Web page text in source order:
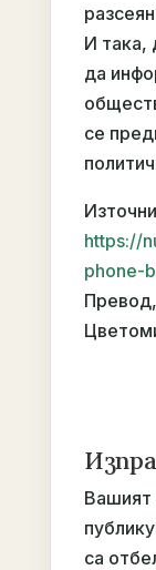
И така,
да
се
https://
phone-
Вашият
са